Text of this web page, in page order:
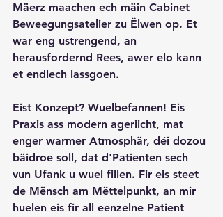
Mäerz maachen ech mäin Cabinet
Beweegungsatelier zu Ëlwen op. Et
war eng ustrengend, an
herausfordernd Rees, awer elo kann
et endlech lassgoen.
Eist Konzept? Wuelbefannen! Eis
Praxis ass modern ageriicht, mat
enger warmer Atmosphär, déi dozou
bäidroe soll, dat d'Patienten sech
vun Ufank u wuel fillen. Fir eis steet
de Mënsch am Mëttelpunkt, an mir
huelen eis fir all eenzelne Patient